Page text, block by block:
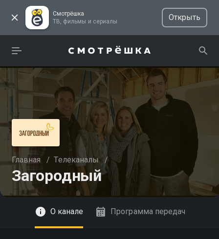
Смотрёшка
ТВ, фильмы и сериалы
Открыть
Главная / Телеканалы /
Загородный
О канале Программа передач